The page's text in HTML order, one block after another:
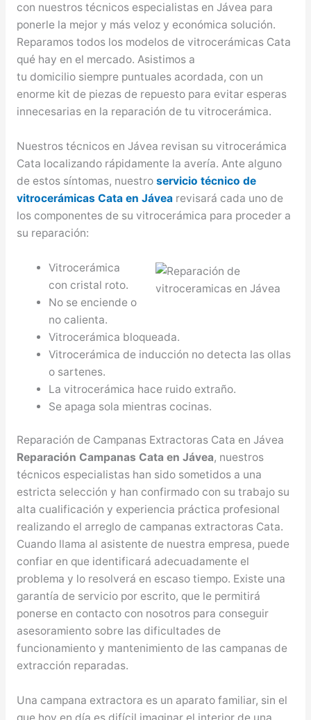
con nuestros técnicos especialistas en Jávea para
ponerle la mejor y más veloz y económica solución.
Reparamos todos los modelos de vitrocerámicas Cata
qué hay en el mercado. Asistimos a
tu domicilio siempre puntuales acordada, con un
enorme kit de piezas de repuesto para evitar esperas
innecesarias en la reparación de tu vitrocerámica.
Nuestros técnicos en Jávea revisan su vitrocerámica
Cata localizando rápidamente la avería. Ante alguno
de estos síntomas, nuestro servicio técnico de
vitrocerámicas Cata en Jávearevisará cada uno de
los componentes de su vitrocerámica para proceder a
su reparación:
Vitrocerámica
con cristal roto.
No se enciende o
no calienta.
Vitrocerámica bloqueada.
Vitrocerámica de inducción no detecta las ollas
o sartenes.
La vitrocerámica hace ruido extraño.
Se apaga sola mientras cocinas.
Reparación de Campanas Extractoras Cata en Jávea
Reparación Campanas Cata en Jávea, nuestros
técnicos especialistas han sido sometidos a una
estricta selección y han confirmado con su trabajo su
alta cualificación y experiencia práctica profesional
realizando el arreglo de campanas extractoras Cata.
Cuando llama al asistente de nuestra empresa, puede
confiar en que identificará adecuadamente el
problema y lo resolverá en escaso tiempo. Existe una
garantía de servicio por escrito, que le permitirá
ponerse en contacto con nosotros para conseguir
asesoramiento sobre las dificultades de
funcionamiento y mantenimiento de las campanas de
extracción reparadas.
Una campana extractora es un aparato familiar, sin el
que hoy en día es difícil imaginar el interior de una